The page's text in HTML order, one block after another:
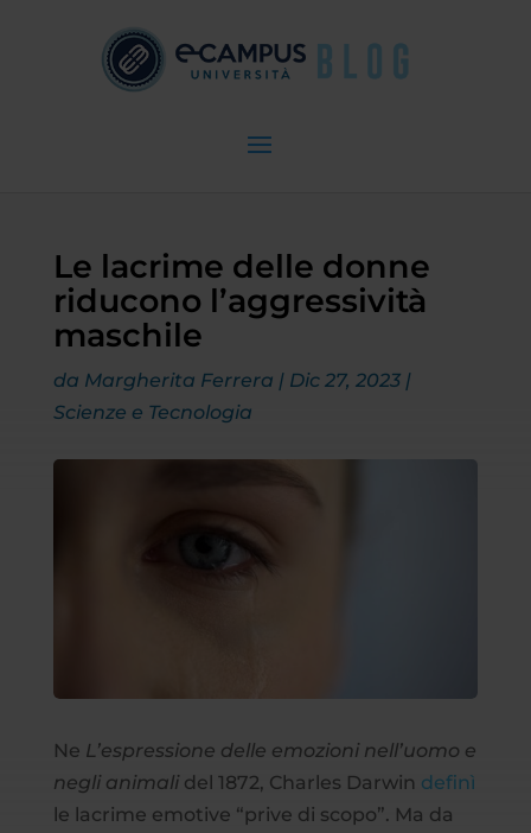
Le lacrime delle donne
riducono l’aggressività
maschile
da Margherita Ferrera | Dic 27, 2023|
Scienze e Tecnologia
Ne L’espressione delle emozioni nell’uomo e
negli animali del 1872, Charles Darwin definì
le lacrime emotive “prive di scopo”. Ma da